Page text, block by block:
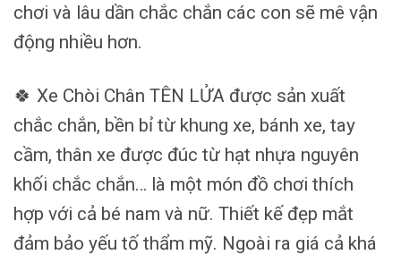
chơi và lâu dần chắc chắn các con sẽ mê vận
động nhiều hơn.
🍀 Xe Chòi Chân TÊN LỬA được sản xuất
chắc chắn, bền bỉ từ khung xe, bánh xe, tay
cầm, thân xe được đúc từ hạt nhựa nguyên
khối chắc chắn… là một món đồ chơi thích
hợp với cả bé nam và nữ. Thiết kế đẹp mắt
đảm bảo yếu tố thẩm mỹ. Ngoài ra giá cả khá